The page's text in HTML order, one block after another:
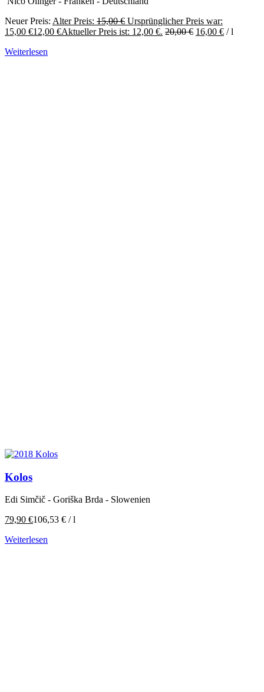
Neuer Preis: Alter Preis: 15,00€ Ursprünglicher Preis war:
15,00 €12,00 €Aktueller Preis ist: 12,00 €. 20,00€ 16,00 € /l
Weiterlesen
Kolos
Edi Simčič - Goriška Brda - Slowenien
79,90 €106,53 € /l
Weiterlesen